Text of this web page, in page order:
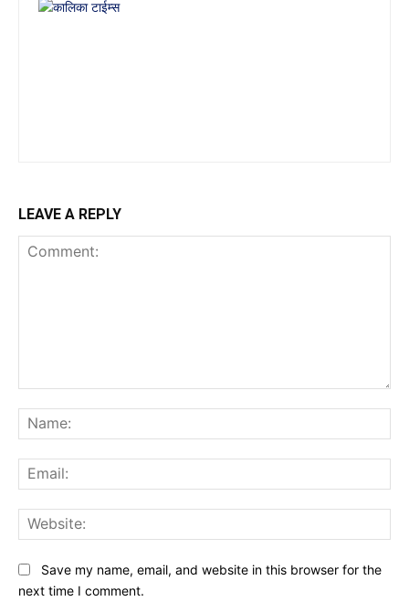
LEAVE A REPLY
Save my name, email, and website in this browser for the
next time I comment.